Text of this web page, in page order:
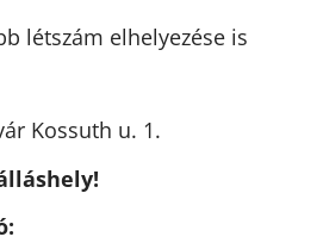
létszám elhelyezése is
Kossuth u. 1.